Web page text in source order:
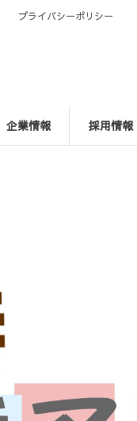
企業情報 採用情報
プライバシーポリシー